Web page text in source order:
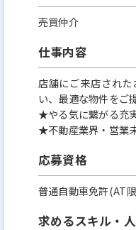
売買仲介
仕事内容
店舗にご来店され
い、最適な物件をご
★やる気に繋がる充
★不動産業界・営業
応募資格
普通自動車免許(AT
求めるスキル・